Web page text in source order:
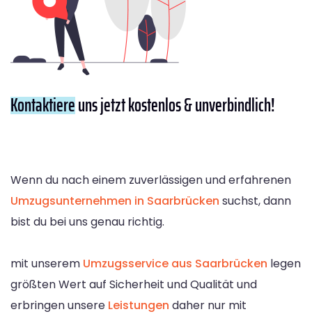
Kontaktiereuns jetzt kostenlos & unverbindlich!
Wenn du nach einem zuverlässigen und erfahrenen
Umzugsunternehmen in Saarbrücken suchst, dann
bist du bei uns genau richtig.
mit unserem Umzugsservice aus Saarbrücken legen
größten Wert auf Sicherheit und Qualität und
erbringen unsere Leistungen daher nur mit